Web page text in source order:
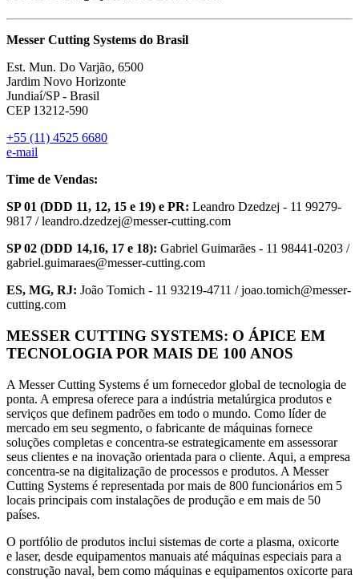
Messer Cutting Systems do Brasil
Est. Mun. Do Varjão, 6500
Jardim Novo Horizonte
Jundiaí/SP - Brasil
CEP 13212-590
+55 (11) 4525 6680
e-mail
Time de Vendas:
SP 01 (DDD 11, 12, 15 e 19) e PR: Leandro Dzedzej - 11 99279-
9817 / leandro.dzedzej@messer-cutting.com
SP 02 (DDD 14,16, 17 e 18): Gabriel Guimarães - 11 98441-0203 /
gabriel.guimaraes@messer-cutting.com
ES, MG, RJ: João Tomich - 11 93219-4711 / joao.tomich@messer-
cutting.com
MESSER CUTTING SYSTEMS: O ÁPICE EM
TECNOLOGIA POR MAIS DE 100 ANOS
A Messer Cutting Systems é um fornecedor global de tecnologia de
ponta. A empresa oferece para a indústria metalúrgica produtos e
serviços que definem padrões em todo o mundo. Como líder de
mercado em seu segmento, o fabricante de máquinas fornece
soluções completas e concentra-se estrategicamente em assessorar
seus clientes e na inovação orientada para o cliente. Aqui, a empresa
concentra-se na digitalização de processos e produtos. A Messer
Cutting Systems é representada por mais de 800 funcionários em 5
locais principais com instalações de produção e em mais de 50
países.
O portfólio de produtos inclui sistemas de corte a plasma, oxicorte
e laser, desde equipamentos manuais até máquinas especiais para a
construção naval, bem como máquinas e equipamentos oxicorte para